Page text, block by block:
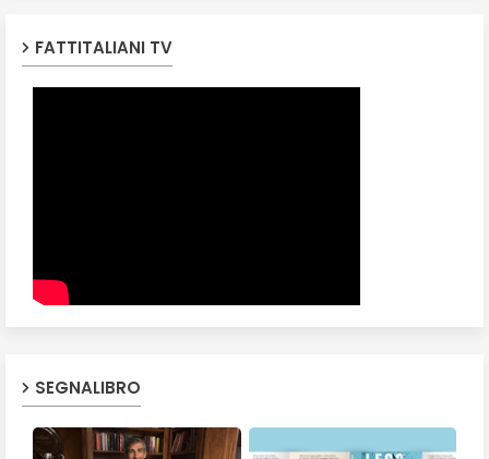
FATTITALIANI TV
SEGNALIBRO